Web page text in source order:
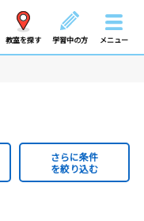
教室を探す 学習中の方 メニュー
さらに条件
を絞り込む